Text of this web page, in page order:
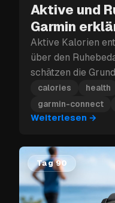
Aktive und
Garmin
Aktive Kalorien
über den
schätzen die
ergeben sie
calories health
garmin-connect
Weiterlesen →
Tag 90